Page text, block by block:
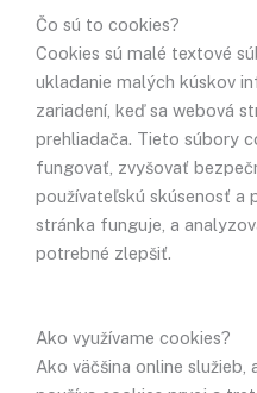
Čo sú to cookies?
Cookies sú malé textové
ukladanie malých kúskov
zariadení, keď sa webová
prehliadača. Tieto súbory
fungovať, zvyšovať
používateľskú skúsenosť a
stránka funguje, a
potrebné zlepšiť.
Ako využívame cookies?
Ako väčšina online služieb,